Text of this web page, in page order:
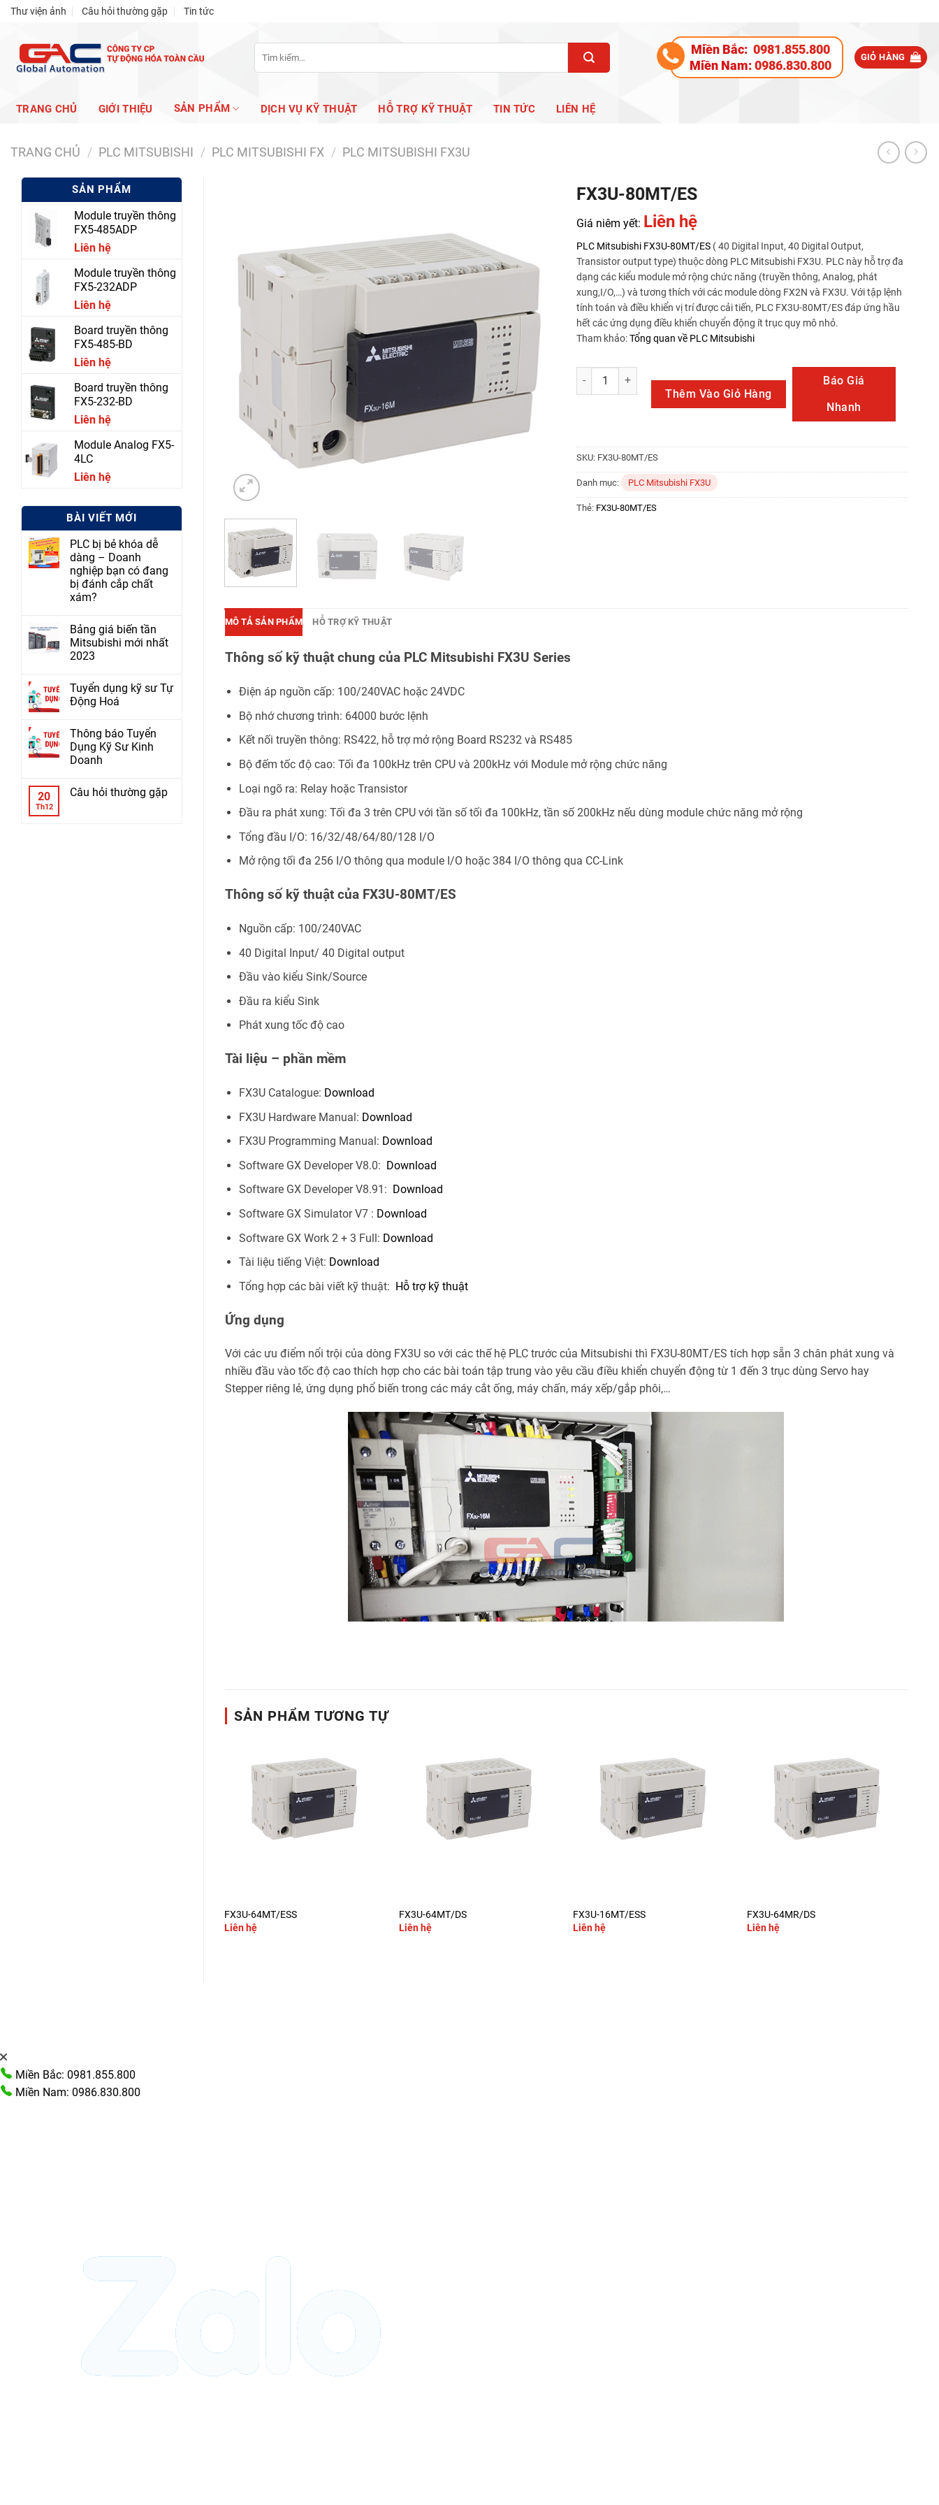
Skip
content
Thư viện ảnh Câu hỏi thường gặp Tin tức
Tìm
kiếm:
Miền Bắc: 0981.855.800
Miền Nam:0986.830.800
GIỎ HÀNG
TRANG CHỦ GIỚI THIỆU SẢN PHẨM DỊCH VỤ KỸ THUẬT HỖ TRỢ KỸ THUẬT TIN TỨC LIÊN HỆ
TRANG CHỦ / PLC MITSUBISHI / PLC MITSUBISHI FX / PLC MITSUBISHI FX3U
SẢN PHẨM
Module truyền thông
FX5-485ADP
Liên hệ
Module truyền thông
FX5-232ADP
Liên hệ
Board truyền thông
FX5-485-BD
Liên hệ
Board truyền thông
FX5-232-BD
Liên hệ
Module Analog FX5-
4LC
Liên hệ
BÀI VIẾT MỚI
PLC bị bẻ khóa dễ
dàng – Doanh
nghiệp bạn có đang
bị đánh cắp chất
xám?
Bảng giá biến tần
Mitsubishi mới nhất
2023
Tuyển dụng kỹ sư Tự
Động Hoá
Thông báo Tuyển
Dụng Kỹ Sư Kinh
Doanh
20
Th12
Câu hỏi thường gặp
FX3U-80MT/ES
Giá niêm yết: Liên hệ
PLC Mitsubishi FX3U-80MT/ES ( 40 Digital Input, 40 Digital Output,
Transistor output type) thuộc dòng PLC Mitsubishi FX3U. PLC này hỗ trợ đa
dạng các kiểu module mở rộng chức năng (truyền thông, Analog, phát
xung,I/O,…) và tương thích với các module dòng FX2N và FX3U. Với tập lệnh
tính toán và điều khiển vị trí được cải tiến, PLC FX3U-80MT/ES đáp ứng hầu
hết các ứng dụng điều khiển chuyển động ít trục quy mô nhỏ.
Tham khảo:Tổng quan về PLC Mitsubishi
FX3U-80MT/ES số lượng
Thêm Vào Giỏ Hàng
Báo Giá
Nhanh
SKU: FX3U-80MT/ES
Danh mục: PLC Mitsubishi FX3U
Thẻ: FX3U-80MT/ES
MÔ TẢ SẢN PHẨM HỖ TRỢ KỸ THUẬT
Thông số kỹ thuật chung của PLC Mitsubishi FX3U Series
Điện áp nguồn cấp: 100/240VAC hoặc 24VDC
Bộ nhớ chương trình: 64000 bước lệnh
Kết nối truyền thông: RS422, hỗ trợ mở rộng Board RS232 và RS485
Bộ đếm tốc độ cao: Tối đa 100kHz trên CPU và 200kHz với Module mở rộng chức năng
Loại ngõ ra: Relay hoặc Transistor
Đầu ra phát xung: Tối đa 3 trên CPU với tần số tối đa 100kHz, tần số 200kHz nếu dùng module chức năng mở rộng
Tổng đầu I/O: 16/32/48/64/80/128 I/O
Mở rộng tối đa 256 I/O thông qua module I/O hoặc 384 I/O thông qua CC-Link
Thông số kỹ thuật của FX3U-80MT/ES
Nguồn cấp: 100/240VAC
40 Digital Input/ 40 Digital output
Đầu vào kiểu Sink/Source
Đầu ra kiểu Sink
Phát xung tốc độ cao
Tài liệu – phần mềm
FX3U Catalogue: Download
FX3U Hardware Manual: Download
FX3U Programming Manual: Download
Software GX Developer V8.0: Download
Software GX Developer V8.91: Download
Software GX Simulator V7 : Download
Software GX Work 2 + 3 Full: Download
Tài liệu tiếng Việt: Download
Tổng hợp các bài viết kỹ thuật: Hỗ trợ kỹ thuật
Ứng dụng
Với các ưu điểm nổi trội của dòng FX3U so với các thế hệ PLC trước của Mitsubishi thì FX3U-80MT/ES tích hợp sẵn 3 chân phát xung và
nhiều đầu vào tốc độ cao thích hợp cho các bài toán tập trung vào yêu cầu điều khiển chuyển động từ 1 đến 3 trục dùng Servo hay
Stepper riêng lẻ, ứng dụng phổ biến trong các máy cắt ống, máy chấn, máy xếp/gắp phôi,…
SẢN PHẨM TƯƠNG TỰ
FX3U-64MT/ESS
Liên hệ
FX3U-64MT/DS
Liên hệ
FX3U-16MT/ESS
Liên hệ
FX3U-64MR/DS
Liên hệ
Miền Bắc: 0981.855.800
Miền Nam: 0986.830.800